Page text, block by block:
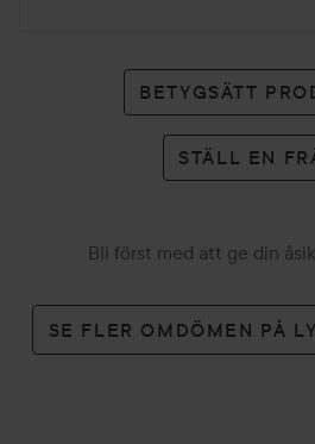
BETYGSÄTT
STÄLL EN
Bli först med att ge din
SE FLER OMDÖMEN PÅ